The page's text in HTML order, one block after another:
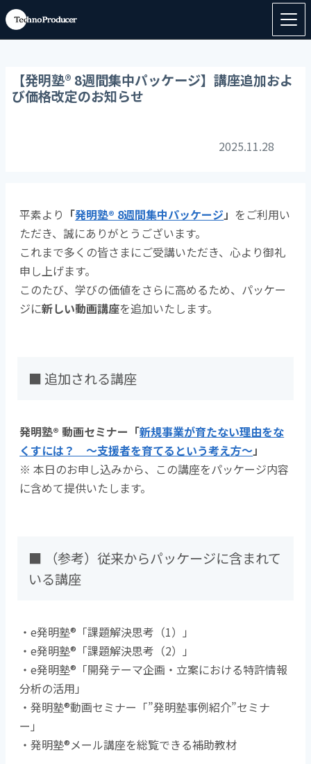
【発明塾® 8週間集中パッケージ】講座追加およ
び価格改定のお知らせ
2025.11.28
平素より 「発明塾® 8週間集中パッケージ」 をご利用い
ただき、誠にありがとうございます。
これまで多くの皆さまにご受講いただき、心より御礼
申し上げます。
このたび、学びの価値をさらに高めるため、パッケー
ジに新しい動画講座を追加いたします。
■ 追加される講座
発明塾® 動画セミナー「新規事業が育たない理由をな
くすには？ ～支援者を育てるという考え方～」
※ 本日のお申し込みから、この講座をパッケージ内容
に含めて提供いたします。
■ （参考）従来からパッケージに含まれて
いる講座
・e発明塾®「課題解決思考（1）」
・e発明塾®「課題解決思考（2）」
・e発明塾®「開発テーマ企画・立案における特許情報
分析の活用」
・発明塾®動画セミナー「”発明塾事例紹介”セミナ
ー」
・発明塾®メール講座を総覧できる補助教材